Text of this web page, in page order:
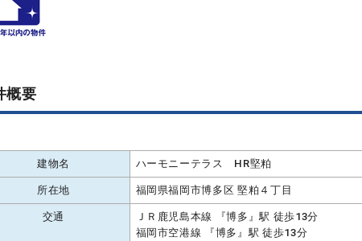
概要
建物名 ハーモニーテラス HR堅粕
所在地 福岡県福岡市博多区 堅粕４丁目
交通
ＪＲ鹿児島本線 『博多』駅 徒歩13分
福岡市空港線 『博多』駅 徒歩13分